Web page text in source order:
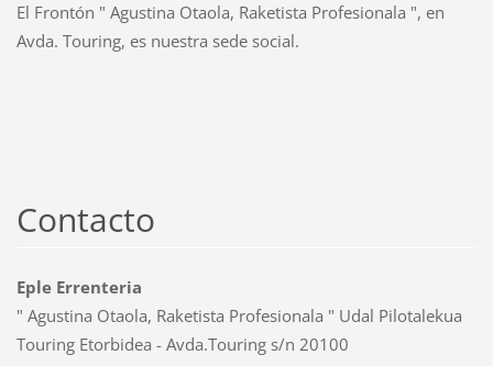
El Frontón " Agustina Otaola, Raketista Profesionala ", en
Avda. Touring, es nuestra sede social.
Contacto
Eple Errenteria
" Agustina Otaola, Raketista Profesionala " Udal Pilotalekua
Touring Etorbidea - Avda.Touring s/n 20100